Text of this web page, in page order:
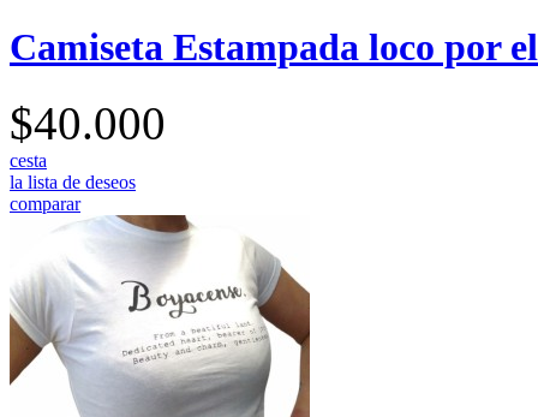
Camiseta Estampada loco por
$40.000
cesta
la lista de deseos
comparar